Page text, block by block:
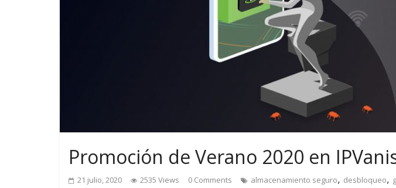
Promoción de Verano 2020 en
21 julio, 2020 2535 Views 0 Comments almacenamiento seguro, desbloqueo,